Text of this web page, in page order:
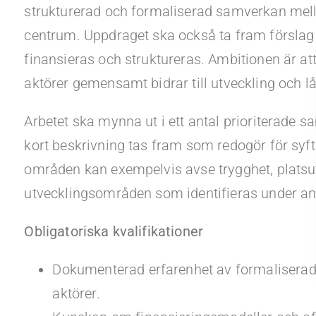
strukturerad och formaliserad samverkan
centrum. Uppdraget ska också ta fram
finansieras och struktureras. Ambitionen är
aktörer gemensamt bidrar till utveckling och
Arbetet ska mynna ut i ett antal prioriterade
kort beskrivning tas fram som redogör för
områden kan exempelvis avse trygghet,
utvecklingsområden som identifieras under
Obligatoriska kvalifikationer
Dokumenterad erfarenhet av
aktörer.